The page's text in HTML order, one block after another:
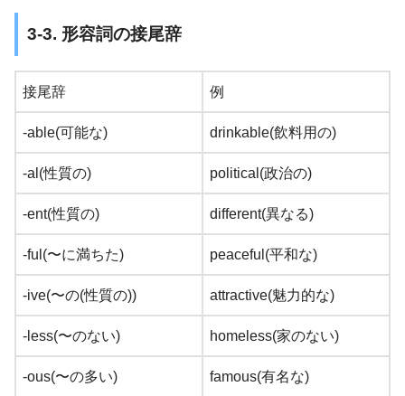
3-3. 形容詞の接尾辞
接尾辞 例
-able(可能な) drinkable(飲料用の)
-al(性質の) political(政治の)
-ent(性質の) different(異なる)
-ful(〜に満ちた) peaceful(平和な)
-ive(〜の(性質の)) attractive(魅力的な)
-less(〜のない) homeless(家のない)
-ous(〜の多い) famous(有名な)